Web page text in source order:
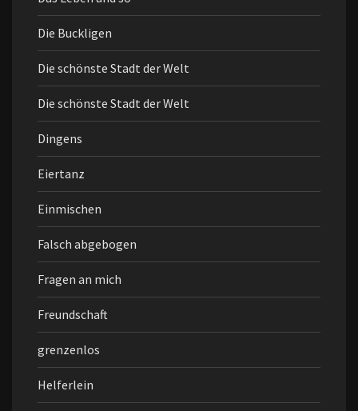
Die Buckligen
Die schönste Stadt der Welt
Die schönste Stadt der Welt
Dingens
Eiertanz
Einmischen
Falsch abgebogen
Fragen an mich
Freundschaft
grenzenlos
Helferlein